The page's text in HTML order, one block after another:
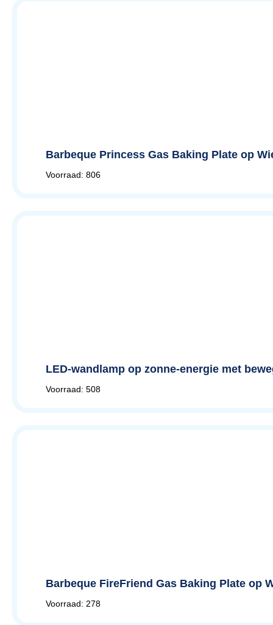
Barbeque Princess Gas Baking Plate op
Voorraad: 806
LED-wandlamp op zonne-energie met
Voorraad: 508
Barbeque FireFriend Gas Baking Plate op
Voorraad: 278